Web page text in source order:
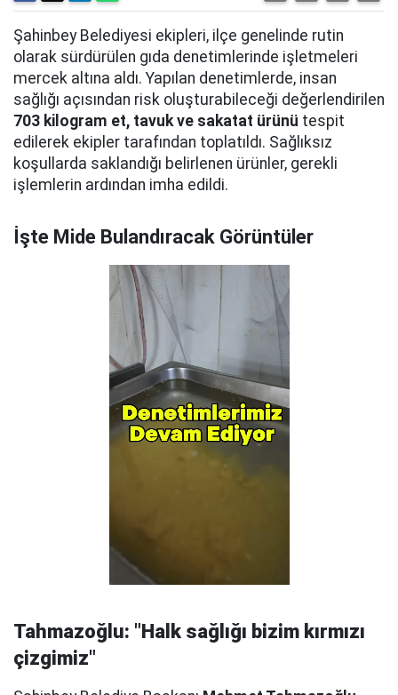
Şahinbey Belediyesi ekipleri, ilçe genelinde rutin
olarak sürdürülen gıda denetimlerinde işletmeleri
mercek altına aldı. Yapılan denetimlerde, insan
sağlığı açısından risk oluşturabileceği değerlendirilen
703 kilogram et, tavuk ve sakatat ürünü tespit
edilerek ekipler tarafından toplatıldı. Sağlıksız
koşullarda saklandığı belirlenen ürünler, gerekli
işlemlerin ardından imha edildi.
İşte Mide Bulandıracak Görüntüler
Tahmazoğlu: "Halk sağlığı bizim kırmızı
çizgimiz"